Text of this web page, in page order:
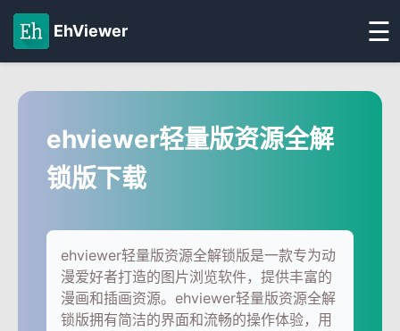
EhViewer ☰
ehviewer轻量版资源全解
锁版下载
ehviewer轻量版资源全解锁版是一款专为动
漫爱好者打造的图片浏览软件，提供丰富的
漫画和插画资源。ehviewer轻量版资源全解
锁版拥有简洁的界面和流畅的操作体验，用